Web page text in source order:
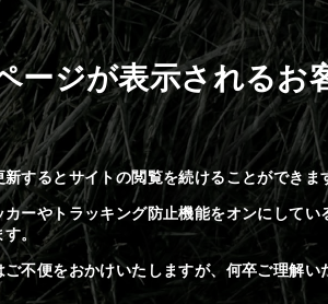
ージが表示されるお
するとサイトの閲覧を続けることができま
カーやトラッキング防止機能をオンにしてい
。
ご不便をおかけいたしますが、何卒ご理解い